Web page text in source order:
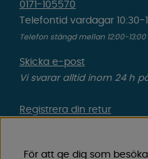
0171-105570
Telefontid vardagar 10:30-
Telefon stängd mellan 12:00-13:00
Skicka e-post
Vi svarar alltid inom 24 h
Registrera din retur
För att ge dig som